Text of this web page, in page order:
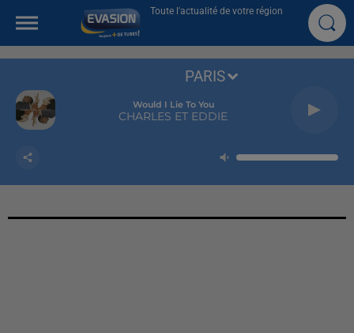
Toute l'actualité de votre région
Would I Lie To You
CHARLES ET EDDIE
PARIS